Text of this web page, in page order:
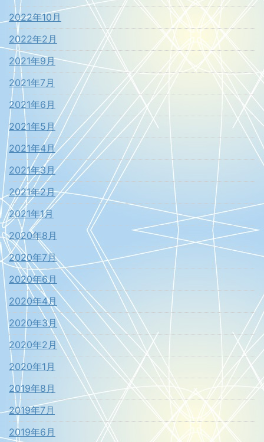
2022年10月
2022年2月
2021年9月
2021年7月
2021年6月
2021年5月
2021年4月
2021年3月
2021年2月
2021年1月
2020年8月
2020年7月
2020年6月
2020年4月
2020年3月
2020年2月
2020年1月
2019年8月
2019年7月
2019年6月